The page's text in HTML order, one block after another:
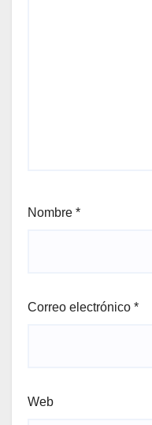
Nombre *
Correo electrónico *
Web